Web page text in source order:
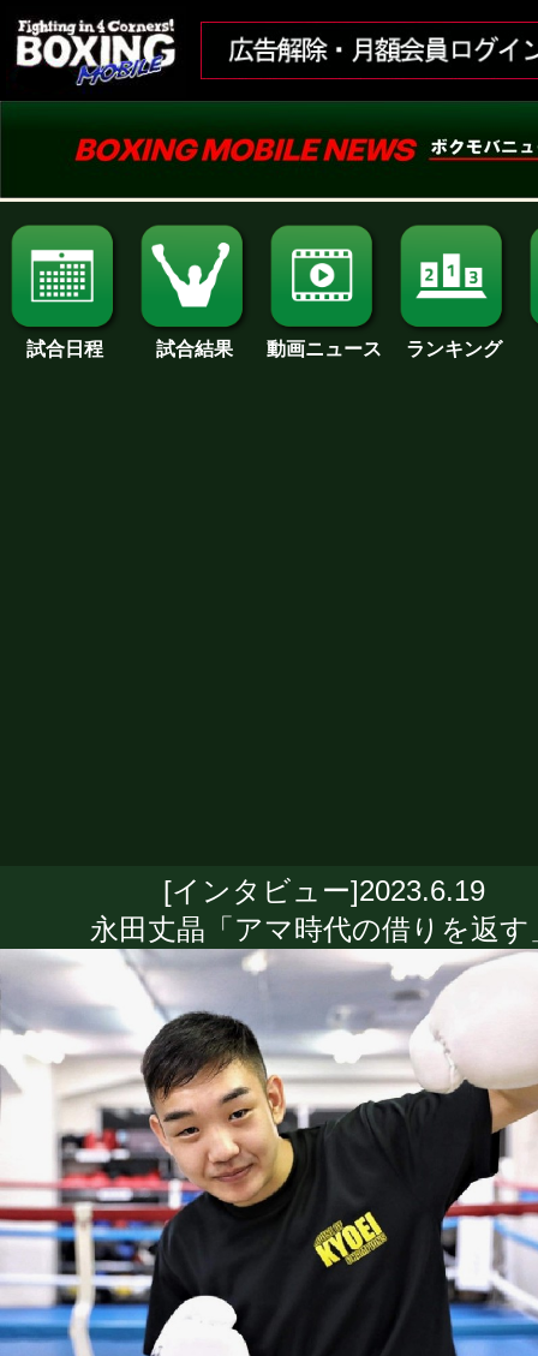
試合日程 試合結果 動画ニュース ランキング
[インタビュー]2023.6.19
永田丈晶「アマ時代の借りを返す